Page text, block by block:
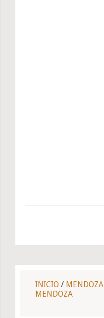
INICIO / MENDOZA
MENDOZA